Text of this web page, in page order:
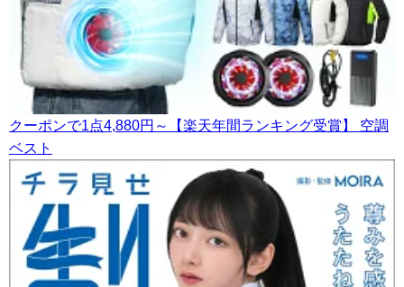
クーポンで1点4,880円～【楽天年間ランキング受賞】 空調
ベスト